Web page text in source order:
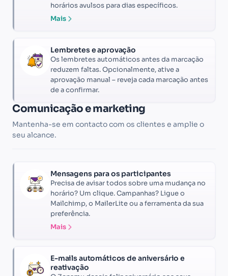
horários avulsos para dias específicos.
Mais
Lembretes e aprovação
Os lembretes automáticos antes da marcação
reduzem faltas. Opcionalmente, ative a
aprovação manual – reveja cada marcação antes
de a confirmar.
Comunicação e marketing
Mantenha-se em contacto com os clientes e amplie o
seu alcance.
Mensagens para os participantes
Precisa de avisar todos sobre uma mudança no
horário? Um clique. Campanhas? Ligue o
Mailchimp, o MailerLite ou a ferramenta da sua
preferência.
Mais
E-mails automáticos de aniversário e
reativação